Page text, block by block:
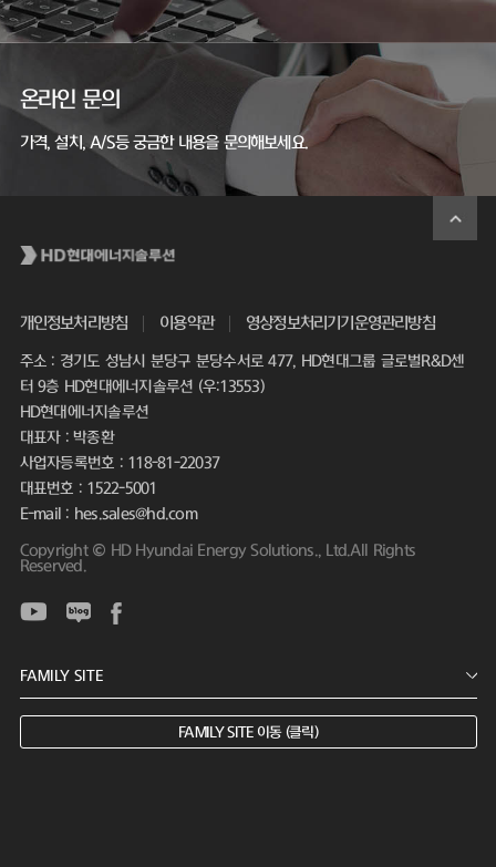
온라인 문의
가격, 설치, A/S등 궁금한 내용을 문의해보세요.
개인정보처리방침 이용약관 영상정보처리기기운영관리방침
주소 : 경기도 성남시 분당구 분당수서로 477, HD현대그룹 글로벌R&D센
터 9층 HD현대에너지솔루션 (우:13553)
HD현대에너지솔루션
대표자 : 박종환
사업자등록번호 : 118-81-22037
대표번호 : 1522-5001
E-mail : hes.sales@hd.com
Copyright © HD Hyundai Energy Solutions., Ltd.All Rights
Reserved.
FAMILY SITE 이동 (클릭)